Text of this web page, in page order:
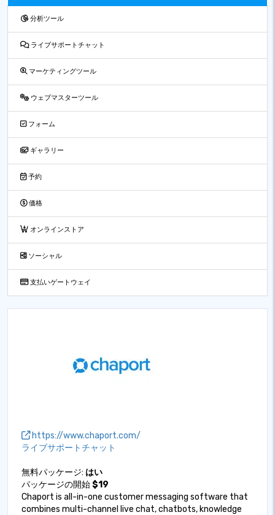
分析ツール
ライブサポートチャット
マーケティングツール
ウェブマスターツール
フォーム
ギャラリー
予約
価格
オンラインストア
ソーシャル
支払いゲートウェイ
https://www.chaport.com/
ライブサポートチャット
無料パッケージ: はい
パッケージの開始$19
Chaport is all-in-one customer messaging software that
combines multi-channel live chat, chatbots, knowledge